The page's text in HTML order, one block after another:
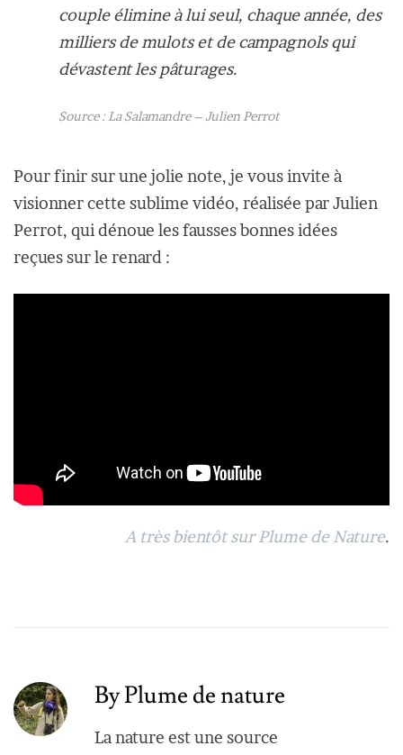
couple élimine à lui seul, chaque année, des
milliers de mulots et de campagnols qui
dévastent les pâturages.
Source : La Salamandre – Julien Perrot
Pour finir sur une jolie note, je vous invite à
visionner cette sublime vidéo, réalisée par Julien
Perrot, qui dénoue les fausses bonnes idées
reçues sur le renard :
A très bientôt sur Plume de Nature.
By Plume de nature
La nature est une source